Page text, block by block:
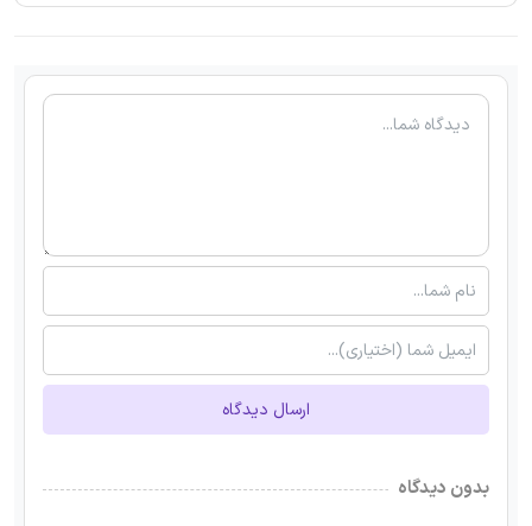
ارسال دیدگاه
بدون دیدگاه